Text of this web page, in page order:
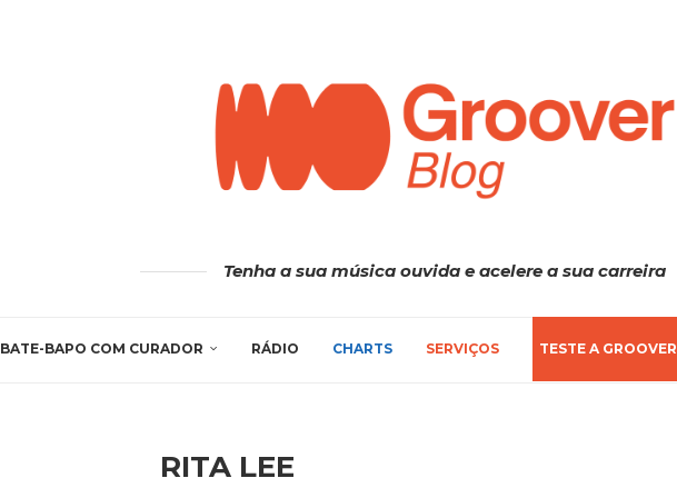
Tenha a sua música ouvida e acelere a sua carreira
BATE-BAPO COM CURADOR RÁDIO CHARTS SERVIÇOS TESTE A GROOVER
RITA LEE